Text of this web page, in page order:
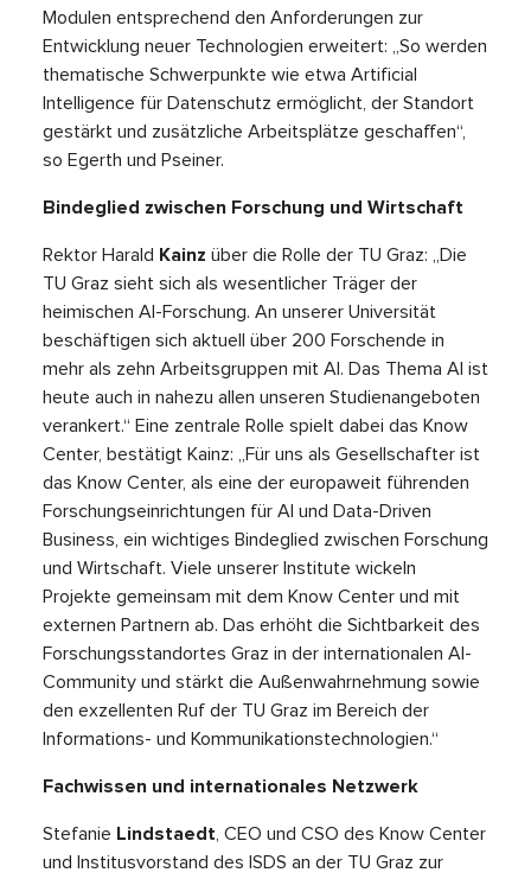
Modulen entsprechend den Anforderungen zur
Entwicklung neuer Technologien erweitert: „So werden
thematische Schwerpunkte wie etwa Artificial
Intelligence für Datenschutz ermöglicht, der Standort
gestärkt und zusätzliche Arbeitsplätze geschaffen“,
so Egerth und Pseiner.
Bindeglied zwischen Forschung und Wirtschaft
Rektor Harald Kainz über die Rolle der TU Graz: „Die
TU Graz sieht sich als wesentlicher Träger der
heimischen AI-Forschung. An unserer Universität
beschäftigen sich aktuell über 200 Forschende in
mehr als zehn Arbeitsgruppen mit AI. Das Thema AI ist
heute auch in nahezu allen unseren Studienangeboten
verankert.“ Eine zentrale Rolle spielt dabei das Know
Center, bestätigt Kainz: „Für uns als Gesellschafter ist
das Know Center, als eine der europaweit führenden
Forschungseinrichtungen für AI und Data-Driven
Business, ein wichtiges Bindeglied zwischen Forschung
und Wirtschaft. Viele unserer Institute wickeln
Projekte gemeinsam mit dem Know Center und mit
externen Partnern ab. Das erhöht die Sichtbarkeit des
Forschungsstandortes Graz in der internationalen AI-
Community und stärkt die Außenwahrnehmung sowie
den exzellenten Ruf der TU Graz im Bereich der
Informations- und Kommunikationstechnologien.“
Fachwissen und internationales Netzwerk
Stefanie Lindstaedt , CEO und CSO des Know Center
und Institusvorstand des ISDS an der TU Graz zur